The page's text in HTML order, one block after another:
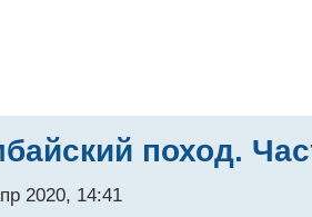
поход.
2020, 14:41